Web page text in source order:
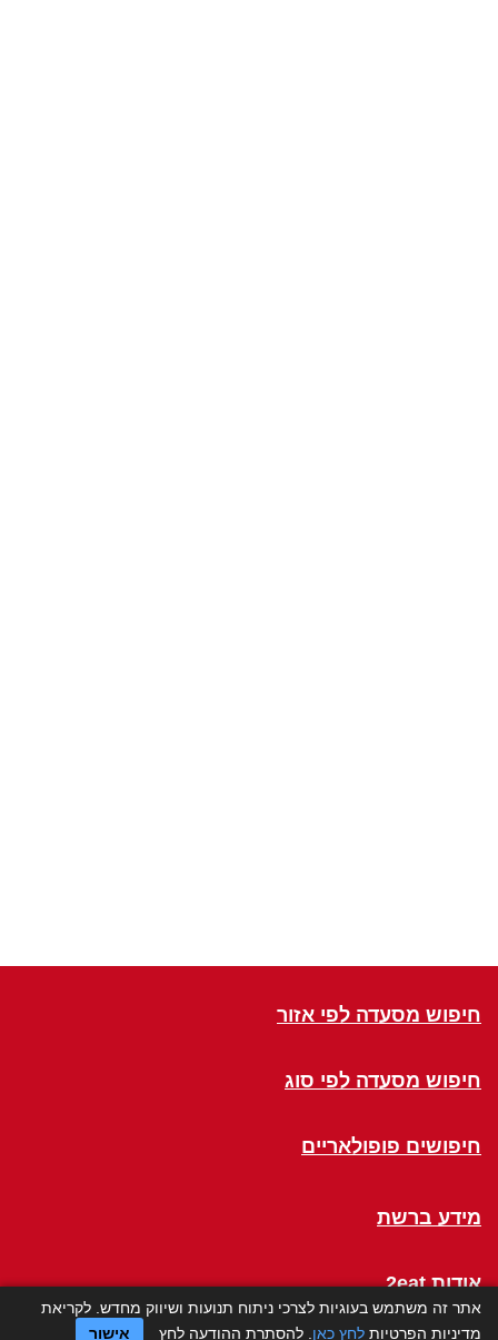
חיפוש מסעדה לפי אזור
חיפוש מסעדה לפי סוג
חיפושים פופולאריים
מידע ברשת
אודות 2eat
אתר זה משתמש בעוגיות לצרכי ניתוח תנועות ושיווק מחדש. לקריאת
מדיניות הפרטיות לחץ כאן . להסתרת ההודעה לחץ אישור